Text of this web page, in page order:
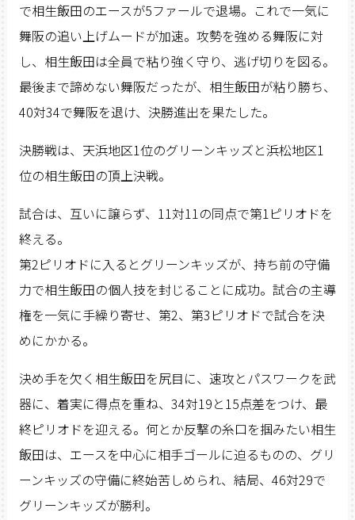
で相生飯田のエースが5ファールで退場。これで一気に
舞阪の追い上げムードが加速。攻勢を強める舞阪に対
し、相生飯田は全員で粘り強く守り、逃げ切りを図る。
最後まで諦めない舞阪だったが、相生飯田が粘り勝ち、
40対34で舞阪を退け、決勝進出を果たした。
決勝戦は、天浜地区1位のグリーンキッズと浜松地区1
位の相生飯田の頂上決戦。
試合は、互いに譲らず、11対11の同点で第1ピリオドを
終える。
第2ピリオドに入るとグリーンキッズが、持ち前の守備
力で相生飯田の個人技を封じることに成功。試合の主導
権を一気に手繰り寄せ、第2、第3ピリオドで試合を決
めにかかる。
決め手を欠く相生飯田を尻目に、速攻とパスワークを武
器に、着実に得点を重ね、34対19と15点差をつけ、最
終ピリオドを迎える。何とか反撃の糸口を掴みたい相生
飯田は、エースを中心に相手ゴールに迫るものの、グリ
ーンキッズの守備に終始苦しめられ、結局、46対29で
グリーンキッズが勝利。